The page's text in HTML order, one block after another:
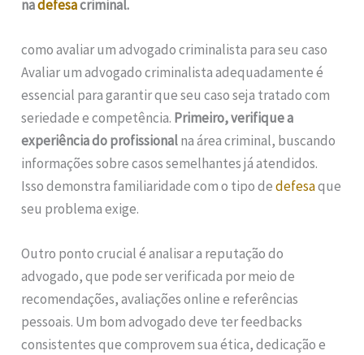
nadefesacriminal.
como avaliar um advogado criminalista para seu caso
Avaliar um advogado criminalista adequadamente é
essencial para garantir que seu caso seja tratado com
seriedade e competência. Primeiro, verifique a
experiência do profissionalna área criminal, buscando
informações sobre casos semelhantes já atendidos.
Isso demonstra familiaridade com o tipo dedefesaque
seu problema exige.
Outro ponto crucial é analisar a reputação do
advogado, que pode ser verificada por meio de
recomendações, avaliações online e referências
pessoais. Um bom advogado deve ter feedbacks
consistentes que comprovem sua ética, dedicação e